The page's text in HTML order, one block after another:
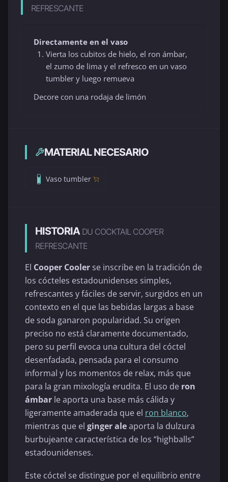
REFRESCANTE
Directamente en el vaso
Vierta los cubitos de hielo, el ron ámbar,
el zumo de lima y el refresco en un vaso
tumbler y luego remueva
Decore con una rodaja de limón
MATERIAL NECESARIO
Vaso tumbler
HISTORIA DU COCKTAIL COOPER
REFRESCANTE
El Cooper Cooler se inscribe en la tradición de
los cócteles estadounidenses simples,
refrescantes y fáciles de servir, surgidos en un
contexto en el que las bebidas largas a base
de soda ganaron popularidad. Su origen
preciso no está claramente documentado,
pero su perfil evoca una cultura del cóctel
desenfadada, pensada para el consumo
informal y los momentos de relax, más que
para la gran mixología erudita. El uso de ron
ámbar le aporta una base más cálida y
ligeramente amaderada que el ron blanco,
mientras que el ginger aleaporta la dulzura
burbujeante característica de los “highballs”
estadounidenses.
Este cóctel se distingue por el equilibrio entre